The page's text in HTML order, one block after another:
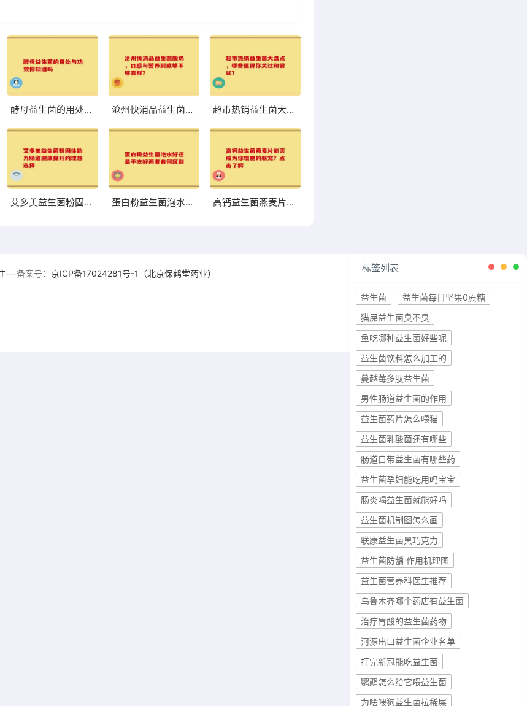
酵母益生菌的用处与功效你知道吗 沧州快消品益生菌酸奶，口感与营养到底够不够尝鲜？ 超市热销益生菌大盘点，哪些值得你关注和尝试？
艾多美益生菌粉固体助力肠道健康提升的理想选择 蛋白粉益生菌泡水好还是干吃好两者有何区别 高钙益生菌燕麦片能否成为你增肥的新宠？点击了解
标签列表
益生菌
益生菌每日坚果0蔗糖
猫屎益生菌臭不臭
鱼吃哪种益生菌好些呢
益生菌饮料怎么加工的
蔓越莓多肽益生菌
男性肠道益生菌的作用
益生菌药片怎么喂猫
益生菌乳酸菌还有哪些
肠道自带益生菌有哪些药
益生菌孕妇能吃用吗宝宝
肠炎喝益生菌就能好吗
益生菌机制图怎么画
联康益生菌黑巧克力
益生菌防龋 作用机理图
益生菌营养科医生推荐
乌鲁木齐哪个药店有益生菌
治疗胃酸的益生菌药物
河源出口益生菌企业名单
打完新冠能吃益生菌
鹦鹉怎么给它喂益生菌
为啥喂狗益生菌拉稀屎
---备案号： 京ICP备17024281号-1（北京保鹤堂药业）